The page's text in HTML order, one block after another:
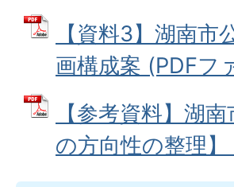
【資料3】湖南
画構成案 (PDFフ
【参考資料】湖
の方向性の整理